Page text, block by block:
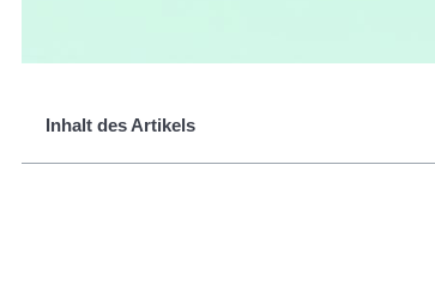
Inhalt des Artikels